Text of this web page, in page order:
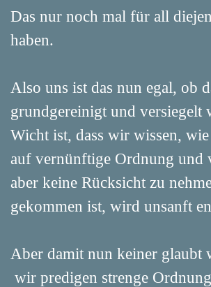
Das nur noch mal für all
haben.
Also uns ist das nun egal, ob
grundgereinigt und versiegelt
Wicht ist, dass wir wissen,
auf vernünftige Ordnung und
aber keine Rücksicht zu
gekommen ist, wird unsanft
Aber damit nun keiner glaubt
wir predigen strenge